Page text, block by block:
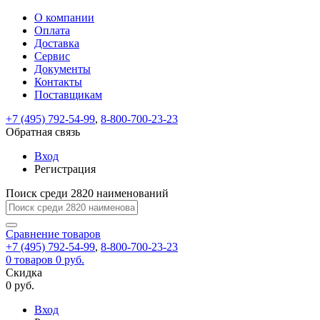
ВходРегистрация
Только
test@example.com
отправлена
по
ней
для
регистрации.
Ок
Только
Запомнить
меня
Забыли
Восстановление
пароля
Заполните
форму.
Мы
отправим
ссылку
на
указанный
электронный
адрес,
перейдя
по
которой
вы
новый
На
вашу
test@test.ru
отправлена
ссылка.
Перейдите
по
для
смены
пароля.
Введите
новый
пароль
Сменить
Пароль
успешно
Войти
Обратная
связь
Сообщение
пользовательского
соглашения
Ваше
сообщение
успешно
О компании
Оплата
Доставка
Сервис
Документы
Контакты
Поставщикам
+7 (495) 792-54-99, 8-800-700-23-23
Обратная связь
Вход
Регистрация
Поиск среди 2820 наименований
Сравнение товаров
+7 (495) 792-54-99, 8-800-700-23-23
0 товаров 0 руб.
Скидка
0 руб.
Вход